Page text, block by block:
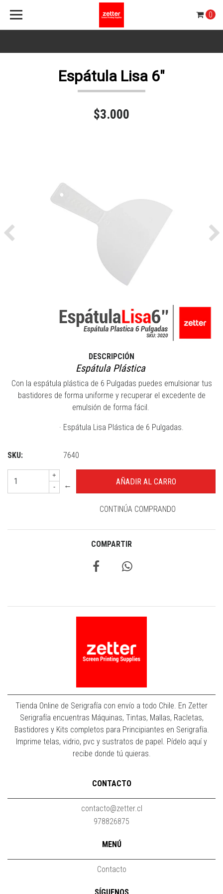
0
Espátula Lisa 6"
$3.000
Previous
DESCRIPCIÓN
Espátula Plástica
Con la espátula plástica de 6 Pulgadas puedes emulsionar tus
bastidores de forma uniforme y recuperar el excedente de
emulsión de forma fácil.
· Espátula Lisa Plástica de 6 Pulgadas.
SKU: 7640
+
-
←
CONTINÚA COMPRANDO
COMPARTIR
Tienda Online de Serigrafía con envío a todo Chile. En Zetter
Serigrafía encuentras Máquinas, Tintas, Mallas, Racletas,
Bastidores y Kits completos para Principiantes en Serigrafía.
Imprime telas, vidrio, pvc y sustratos de papel. Pídelo aquí y
recibe donde tú quieras.
CONTACTO
contacto@zetter.cl
978826875
MENÚ
Contacto